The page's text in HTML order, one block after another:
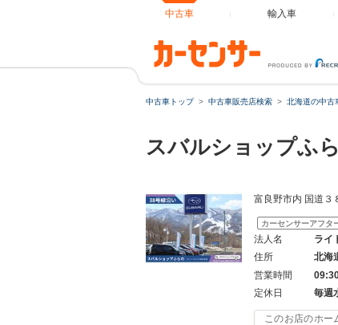
中古車 輸入車
中古車トップ 中古車販売店検索 北海道の中古
スバルショップふ
富良野市内 国道３
カーセンサーアフタ
法人名
ライ
住所
北海
営業時間
定休日
毎週
このお店のホー